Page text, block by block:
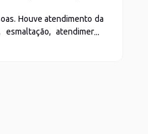
Houve atendimento da
atendimento